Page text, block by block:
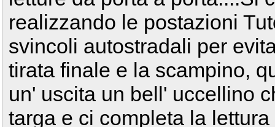
realizzando le postazioni
svincoli autostradali per
tirata finale e la scampino,
un' uscita un bell' uccellino
targa e ci completa la